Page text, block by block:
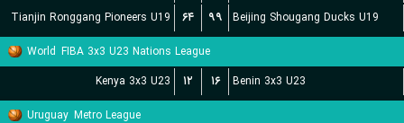
Tianjin Ronggang Pioneers U19
۶۴ ۹۹
Beijing Shougang Ducks U19
World FIBA 3x3 U23 Nations League
Kenya 3x3 U23
۱۲ ۱۶
Benin 3x3 U23
Uruguay Metro League